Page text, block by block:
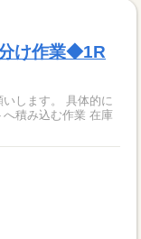
け作業◆1R
します。 具体的に
積み込む作業 在庫